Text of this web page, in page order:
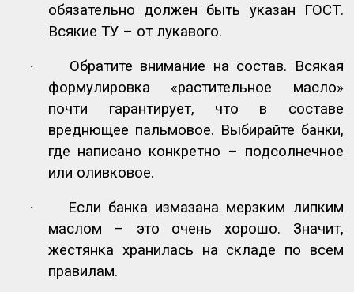
обязательно должен быть указан ГОСТ.
Всякие ТУ – от лукавого.
·
Обратите внимание на состав. Всякая
формулировка «растительное масло»
почти гарантирует, что в составе
вреднющее пальмовое. Выбирайте банки,
где написано конкретно – подсолнечное
или оливковое.
·
Если банка измазана мерзким липким
маслом – это очень хорошо. Значит,
жестянка хранилась на складе по всем
правилам.